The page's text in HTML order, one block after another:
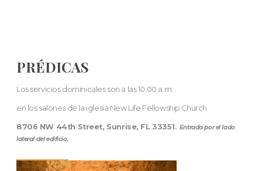
PRÉDICAS
Los servicios dominicales son a las 10:00 a.m.
en los salones de la iglesia New Life Fellowship Church
8706 NW 44th Street, Sunrise, FL 33351. Entrada por el lado
lateral del edificio.